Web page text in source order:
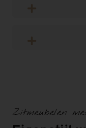
Zitmeubelen